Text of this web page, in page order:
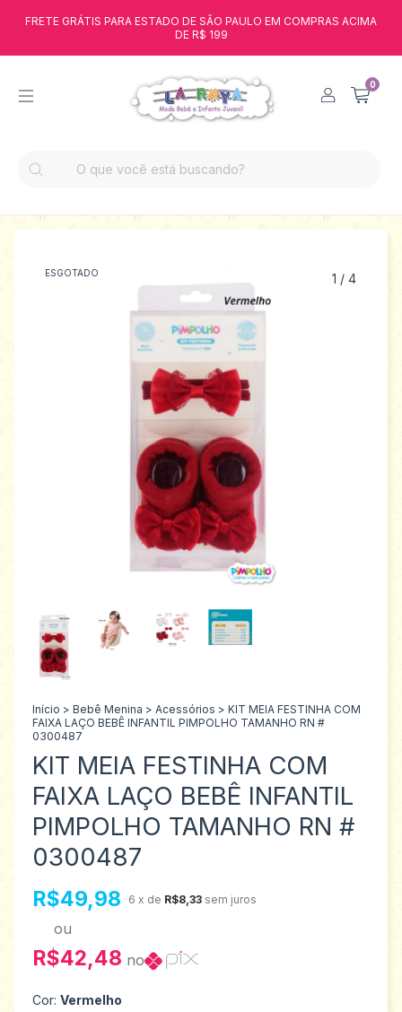
FRETE GRÁTIS PARA ESTADO DE SÃO PAULO EM COMPRAS ACIMA
DE R$ 199
0
ESGOTADO 1 / 4
Início > Bebê Menina > Acessórios > KIT MEIA FESTINHA COM
FAIXA LAÇO BEBÊ INFANTIL PIMPOLHO TAMANHO RN #
0300487
KIT MEIA FESTINHA COM
FAIXA LAÇO BEBÊ INFANTIL
PIMPOLHO TAMANHO RN #
0300487
R$49,98 6 x de R$8,33 sem juros
ou
R$42,48 no
Cor: Vermelho